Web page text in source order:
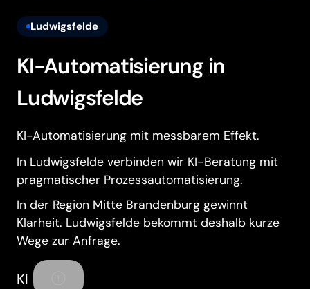
Ludwigsfelde
KI-Automatisierung in
Ludwigsfelde
KI-Automatisierung mit messbarem Effekt.
In Ludwigsfelde verbinden wir KI-Beratung mit
pragmatischer Prozessautomatisierung.
In der Region Mitte Brandenburg gewinnt
Klarheit. Ludwigsfelde bekommt deshalb kurze
Wege zur Anfrage.
KI